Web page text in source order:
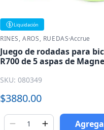
Liquidación
RINES, AROS, RUEDAS·Accrue
Juego de rodadas para
R700 de 5 aspas de
SKU: 080349
$3880.00